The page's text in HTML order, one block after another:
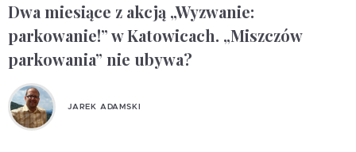
Dwa miesiące z akcją „Wyzwanie:
parkowanie!” w Katowicach. „Miszczów
parkowania” nie ubywa?
JAREK ADAMSKI